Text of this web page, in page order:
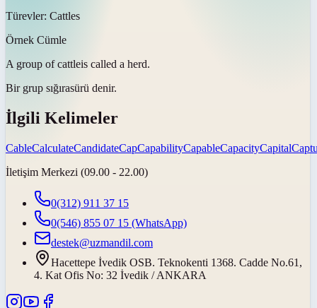
Türevler: Cattles
Örnek Cümle
A group of cattleis called a herd.
Bir grup sığırasürü denir.
İlgili Kelimeler
CableCalculateCandidateCapCapabilityCapableCapacityCapital
İletişim Merkezi (09.00 - 22.00)
0(312) 911 37 15
0(546) 855 07 15 (WhatsApp)
destek@uzmandil.com
Hacettepe İvedik OSB. Teknokenti 1368. Cadde No.61,
4. Kat Ofis No: 32 İvedik / ANKARA